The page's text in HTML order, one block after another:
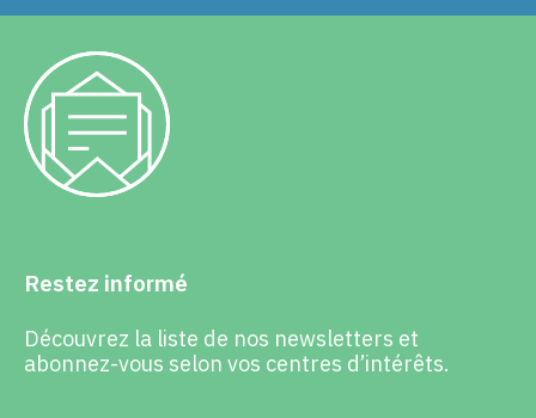
Restez informé
Découvrez la liste de nos newsletters et
abonnez-vous selon vos centres d’intérêts.